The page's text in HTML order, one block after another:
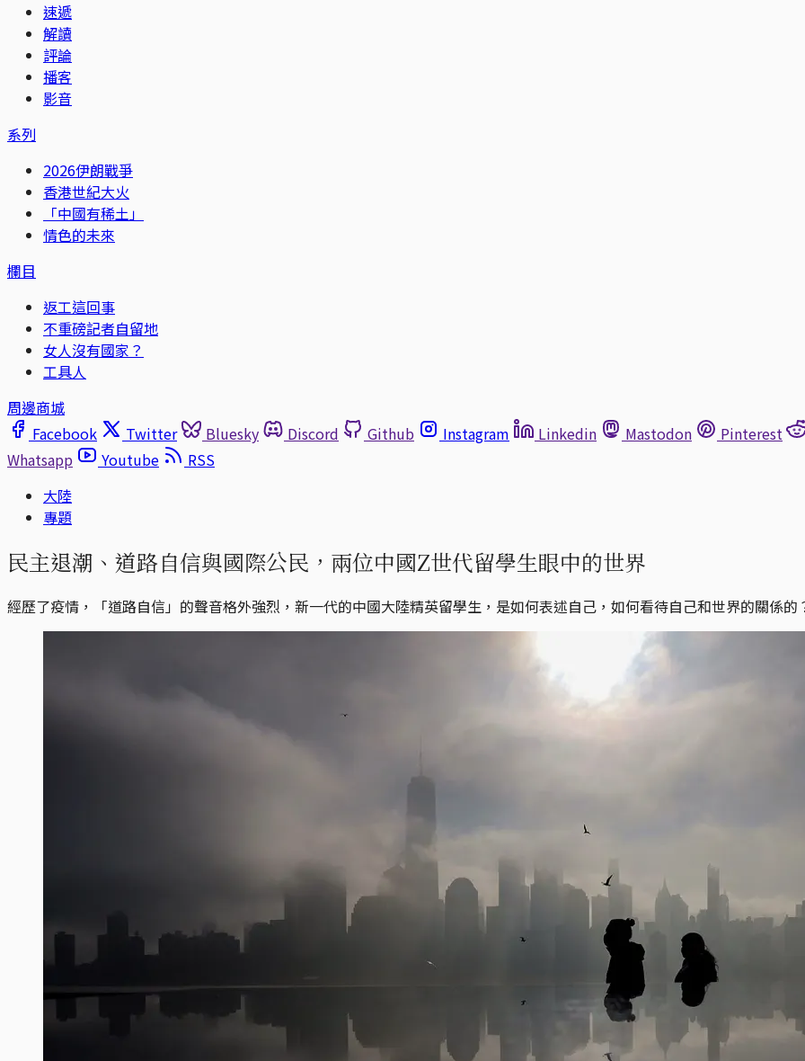
速遞
解讀
評論
播客
影音
系列
2026伊朗戰爭
香港世紀大火
「中國有稀土」
情色的未來
欄目
返工這回事
不重磅記者自留地
女人沒有國家？
工具人
周邊商城
Facebook
Twitter Bluesky Discord Github Instagram Linkedin Mastodon
Pinterest
Whatsapp
Youtube
RSS
大陸
專題
民主退潮、道路自信與國際公民，兩位中國Z世代留學生眼中的世界
經歷了疫情，「道路自信」的聲音格外強烈，新一代的中國大陸精英留學生，是如何表述自己，如何看待自己和世界的關係的